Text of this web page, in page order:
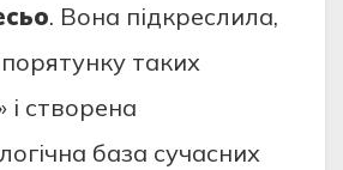
. Вона підкреслила,
таких
і створена
база сучасних